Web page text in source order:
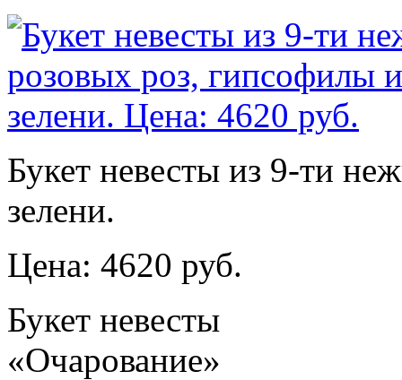
Букет невесты из 9-ти
зелени.
Цена: 4620 руб.
Букет невесты
«Очарование»